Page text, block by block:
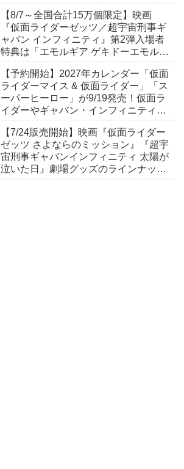
典付！
【8/7～全国合計15万個限定】映画
『仮面ライダーゼッツ／超宇宙刑事ギ
ャバン インフィニティ』第2弾入場者
特典は「エモルギア ゲキドーエモルギ
ver.）」！
【予約開始】2027年カレンダー「仮面
ライダーマイス & 仮面ライダー」「ス
ーパーヒーロー」が9/19発売！仮面ラ
イダーやギャバン・インフィニティ、
大集合！
【7/24販売開始】映画『仮面ライダー
ゼッツ さよならのミッション』『超宇
宙刑事ギャバンインフィニティ 太陽が
泣いた日』劇場グッズのラインナップ